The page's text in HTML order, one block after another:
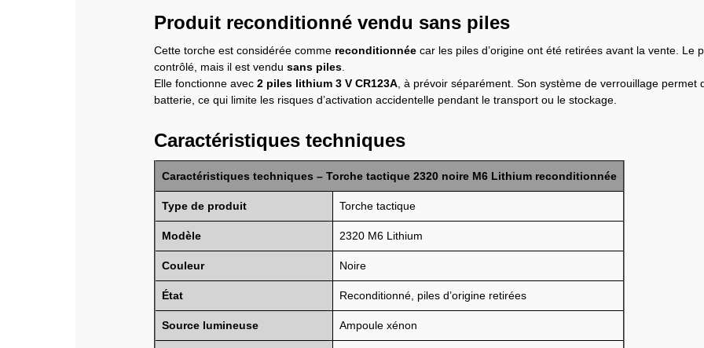
Produit reconditionné vendu sans piles
Cette torche est considérée comme reconditionnée car les piles d’origine ont été retirées avant la vente. Le
contrôlé, mais il est vendu sans piles
Elle fonctionne avec 2 piles lithium 3 V CR123A , à prévoir séparément. Son système de verrouillage permet
batterie, ce qui limite les risques d’activation accidentelle pendant le transport ou le stockage.
Caractéristiques techniques
Caractéristiques techniques – Torche tactique 2320 noire M6 Lithium reconditionnée
Type de produit Torche tactique
Modèle 2320 M6 Lithium
Couleur Noire
État Reconditionné, piles d’origine retirées
Source lumineuse Ampoule xénon